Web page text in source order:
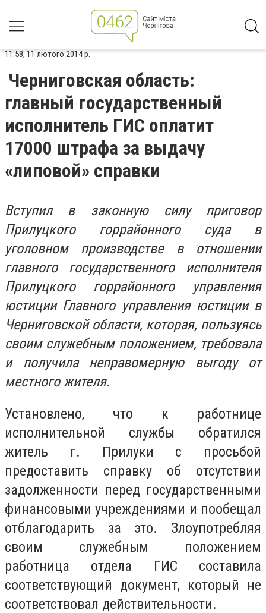
11:58, 11 лютого 2014 р.
Черниговская область:
главный государственный
исполнитель ГИС оплатит
17000 штрафа за выдачу
«липовой» справки
Вступил в законную силу приговор
Прилуцкого горрайонного суда в
уголовном производстве в отношении
главного государственного исполнителя
Прилуцкого горрайонного управления
юстиции Главного управления юстиции в
Черниговской области, которая, пользуясь
своим служебным положением, требовала
и получила неправомерную выгоду от
местного жителя.
Установлено, что к работнице
исполнительной службы обратился
житель г. Прилуки с просьбой
предоставить справку об отсутствии
задолженности перед государственными
финансовыми учреждениями и пообещал
отблагодарить за это. Злоупотребляя
своим служебным положением
работница отдела ГИС составила
соответствующий документ, который не
соответствовал действительности.